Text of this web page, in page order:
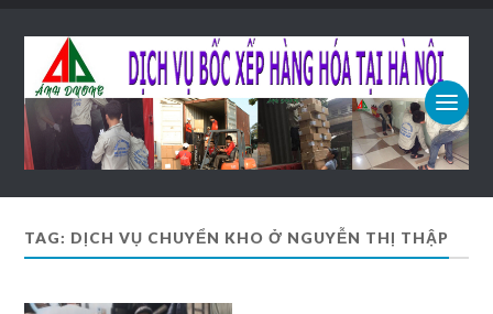
TAG: DỊCH VỤ CHUYỂN KHO Ở NGUYỄN THỊ THẬP